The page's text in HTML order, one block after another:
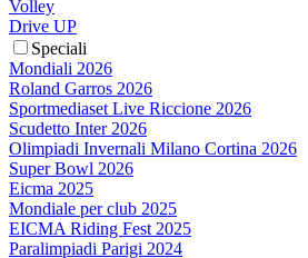
Volley
Drive UP
Speciali
Mondiali 2026
Roland Garros 2026
Sportmediaset Live Riccione 2026
Scudetto Inter 2026
Olimpiadi Invernali Milano Cortina 2026
Super Bowl 2026
Eicma 2025
Mondiale per club 2025
EICMA Riding Fest 2025
Paralimpiadi Parigi 2024